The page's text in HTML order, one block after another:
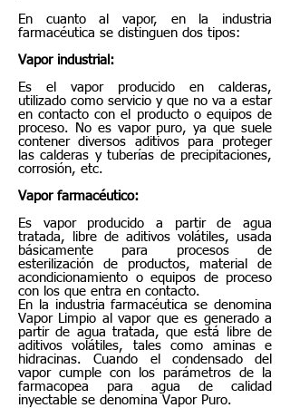
En cuanto al vapor, en la industria
farmacéutica se distinguen dos tipos:
Vapor industrial:
Es el vapor producido en calderas,
utilizado como servicio y que no va a estar
en contacto con el producto o equipos de
proceso. No es vapor puro, ya que suele
contener diversos aditivos para proteger
las calderas y tuberías de precipitaciones,
corrosión, etc.
Vapor farmacéutico:
Es vapor producido a partir de agua
tratada, libre de aditivos volátiles, usada
básicamente para procesos de
esterilización de productos, material de
acondicionamiento o equipos de proceso
con los que entra en contacto.
En la industria farmacéutica se denomina
Vapor Limpio al vapor que es generado a
partir de agua tratada, que está libre de
aditivos volátiles, tales como aminas e
hidracinas. Cuando el condensado del
vapor cumple con los parámetros de la
farmacopea para agua de calidad
inyectable se denomina Vapor Puro.